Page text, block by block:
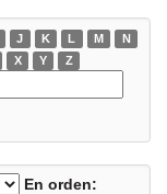
J K L M
N
X Y Z
En orden: